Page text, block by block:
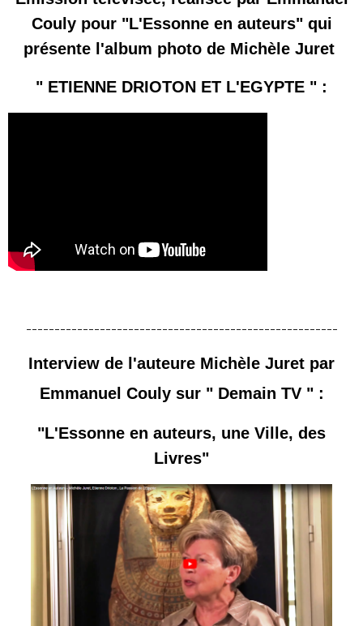
Couly pour "L'Essonne en auteurs" qui
présente l'album photo de Michèle Juret
" ETIENNE DRIOTON ET L'EGYPTE " :
-------------------------------------------------------
Interview de l'auteure Michèle Juret par
Emmanuel Couly sur " Demain TV " :
"L'Essonne en auteurs, une Ville, des
Livres"